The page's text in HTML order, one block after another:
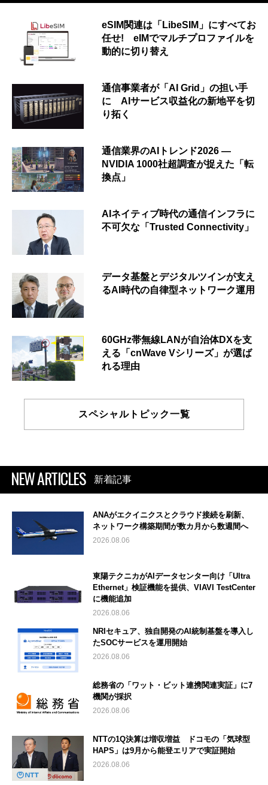
eSIM関連は「LibeSIM」にすべてお
任せ! eIMでマルチプロファイルを
動的に切り替え
通信事業者が「AI Grid」の担い手
に AIサービス収益化の新地平を切
り拓く
通信業界のAIトレンド2026 ―
NVIDIA 1000社超調査が捉えた「転
換点」
AIネイティブ時代の通信インフラに
不可欠な「Trusted Connectivity」
データ基盤とデジタルツインが支え
るAI時代の自律型ネットワーク運用
60GHz帯無線LANが自治体DXを支
える「cnWave Vシリーズ」が選ば
れる理由
スペシャルトピック一覧
NEW ARTICLES 新着記事
ANAがエクイニクスとクラウド接続を刷新、
ネットワーク構築期間が数カ月から数週間へ
2026.08.06
東陽テクニカがAIデータセンター向け「Ultra
Ethernet」検証機能を提供、VIAVI TestCenter
に機能追加
2026.08.06
NRIセキュア、独自開発のAI統制基盤を導入し
たSOCサービスを運用開始
2026.08.06
総務省の「ワット・ビット連携関連実証」に7
機関が採択
2026.08.06
NTTの1Q決算は増収増益 ドコモの「気球型
HAPS」は9月から能登エリアで実証開始
2026.08.06